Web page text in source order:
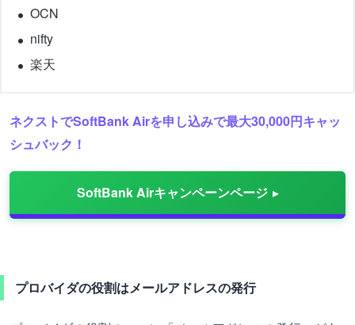
OCN
nifty
楽天
ネクストでSoftBank Airを申し込みで最大30,000円キャッ
シュバック！
SoftBank Airキャンペーンページ
プロバイダの役割はメールアドレスの発行